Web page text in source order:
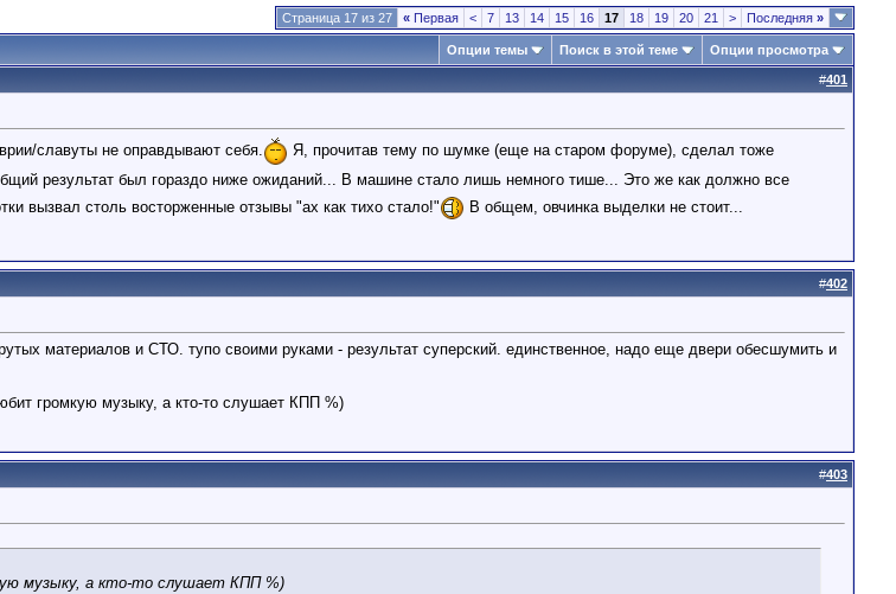
Страница 17 из 27 « Первая < 7 13 14 15 16 17 18 19 20 21 > Последняя »
Опции темы Поиск в этой теме Опции просмотра
#401
славуты не оправдывают себя.
Я, прочитав тему по шумке (еще на старом форуме), сделал тоже
результат был гораздо ниже ожиданий... В машине стало лишь немного тише... Это же как должно все
вызвал столь восторженные отзывы "ах как тихо стало!"
В общем, овчинка выделки не стоит...
#402
материалов и СТО. тупо своими руками - результат суперский. единственное, надо еще двери обесшумить и
громкую музыку, а кто-то слушает КПП %)
#403
музыку, а кто-то слушает КПП %)